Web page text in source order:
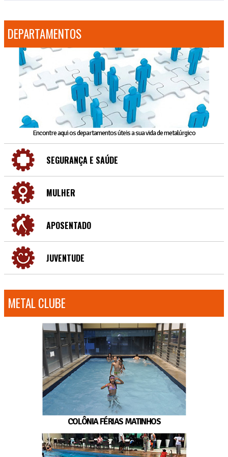
DEPARTAMENTOS
Encontre aqui os departamentos úteis a sua vida de metalúrgico
SEGURANÇA E SAÚDE
MULHER
APOSENTADO
JUVENTUDE
METAL CLUBE
COLÔNIA FÉRIAS MATINHOS